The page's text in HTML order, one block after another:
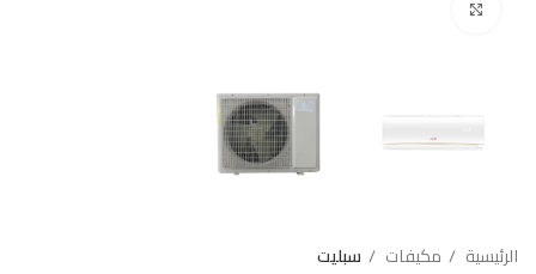
الرئيسية مكيفات سبليت